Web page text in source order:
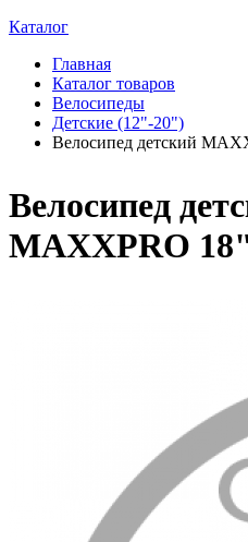
Каталог
Главная
Каталог товаров
Велосипеды
Детские (12"-20")
Велосипед детский
Велосипед
MAXXPRO